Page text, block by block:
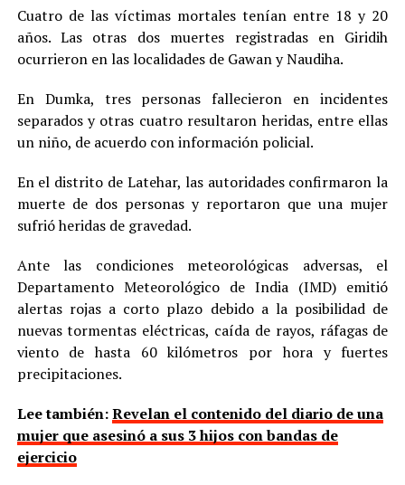
Cuatro de las víctimas mortales tenían entre 18 y 20
años. Las otras dos muertes registradas en Giridih
ocurrieron en las localidades de Gawan y Naudiha.
En Dumka, tres personas fallecieron en incidentes
separados y otras cuatro resultaron heridas, entre ellas
un niño, de acuerdo con información policial.
En el distrito de Latehar, las autoridades confirmaron la
muerte de dos personas y reportaron que una mujer
sufrió heridas de gravedad.
Ante las condiciones meteorológicas adversas, el
Departamento Meteorológico de India (IMD) emitió
alertas rojas a corto plazo debido a la posibilidad de
nuevas tormentas eléctricas, caída de rayos, ráfagas de
viento de hasta 60 kilómetros por hora y fuertes
precipitaciones.
Lee también:Revelan el contenido del diario de una
mujer que asesinó a sus 3 hijos con bandas de
ejercicio